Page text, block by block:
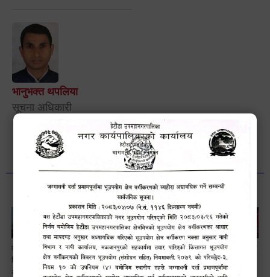
भानुभक्त थपलिया
सूचना अधिकारी
Phone: ९८५५०१२७४२
लैङ्गि असमानताका
विबिध पक्षहरु विषयक
अन्तक्रिया कार्यक्रम
हेटौँडा
उपमहानगरपालिकाबाटै
प्यान र भ्याटसहितका
ड्रागन फ्रुट
महोत्सव–२०८३
सफलतापूर्वक
सामाजिक सुरक्षा तथा
घटना दर्ता सम्बन्धी
अन्तरक्रियात्मक